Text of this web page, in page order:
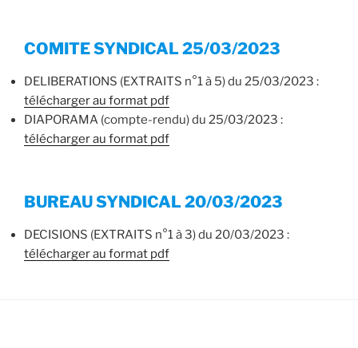
COMITE SYNDICAL 25/03/2023
DELIBERATIONS (EXTRAITS n°1 à 5) du 25/03/2023 :
télécharger au format pdf
DIAPORAMA (compte-rendu) du 25/03/2023 :
télécharger au format pdf
BUREAU SYNDICAL 20/03/2023
DECISIONS (EXTRAITS n°1 à 3) du 20/03/2023 :
télécharger au format pdf